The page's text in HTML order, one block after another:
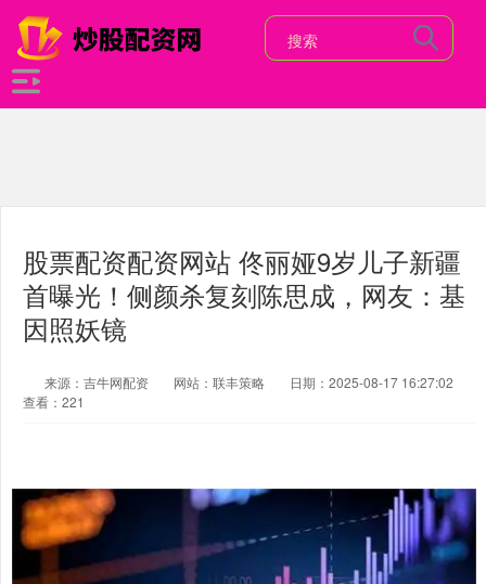
股票配资配资网站 佟丽娅9岁儿子新疆
首曝光！侧颜杀复刻陈思成，网友：基
因照妖镜
来源：吉牛网配资 网站：联丰策略
日期：2025-08-17 16:27:02
查看：221